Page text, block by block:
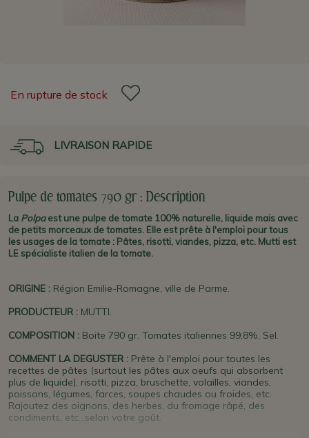
En rupture de stock
LIVRAISON RAPIDE
Pulpe de tomates 790 gr : Description
La Polpaest une pulpe de tomate 100% naturelle, liquide mais avec
de petits morceaux de tomates. Elle est prête à l'emploi pour tous
les usages de la tomate : Pâtes, risotti, viandes, pizza, etc. Mutti est
LE spécialiste italien de la tomate.
ORIGINE : Région Emilie-Romagne, ville de Parme.
PRODUCTEUR : MUTTI.
COMPOSITION : Boite 790 gr. Tomates italiennes 99,8%, Sel.
COMMENT LA DEGUSTER : Prête à l'emploi pour toutes les
recettes de pâtes (surtout les pâtes aux oeufs qui absorbent
plus de liquide), risotti, pizza, bruschette, volailles, viandes,
poissons, légumes, farces, soupes chaudes ou froides, etc.
Rajoutez des oignons, des herbes, du fromage râpé, des
condiments, etc...selon votre goût.